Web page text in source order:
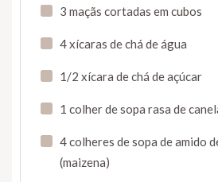
3 maçãs cortadas em cubos
4 xícaras de chá de água
1/2 xícara de chá de açúcar
1 colher de sopa rasa de
4 colheres de sopa de amido
(maizena)